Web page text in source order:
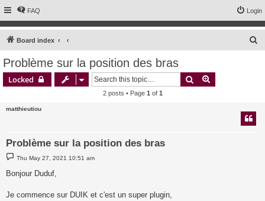
FAQ Login
Board index
Problème sur la position des bras
Locked Search
2 posts • Page 1 of 1
matthieutiou
Problème sur la position des bras
P
o
t
Thu May 27, 2021 10:51 am
Bonjour Duduf,
Je commence sur DUIK et c'est un super plugin,